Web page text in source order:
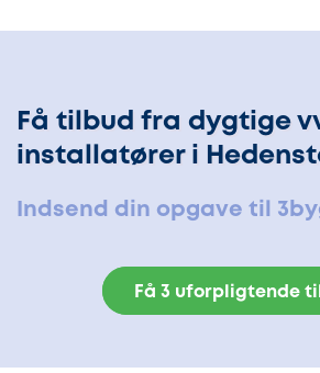
Få tilbud fra dygtige
installatører i
Indsend din opgave til
Få 3 uforpligtende